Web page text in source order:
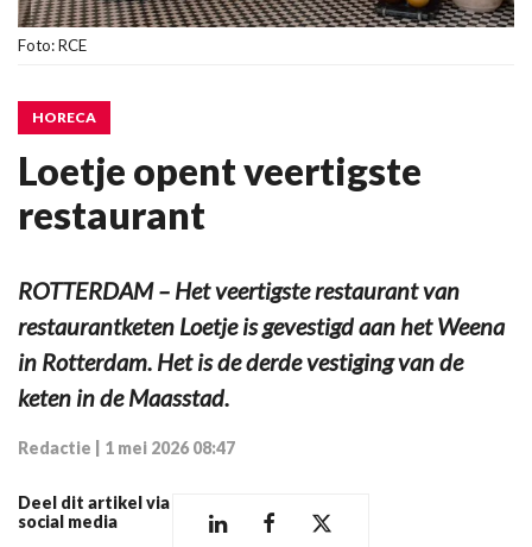
Foto: RCE
HORECA
Loetje opent veertigste
restaurant
ROTTERDAM – Het veertigste restaurant van
restaurantketen Loetje is gevestigd aan het Weena
in Rotterdam. Het is de derde vestiging van de
keten in de Maasstad.
Redactie 1 mei 2026 08:47
Deel dit artikel via
social media